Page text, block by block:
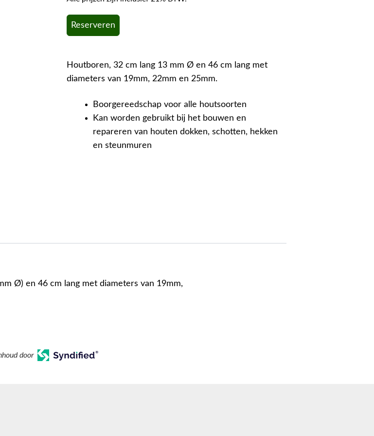
Reserveren
Houtboren, 32 cm lang 13 mm Ø en 46 cm lang met
diameters van 19mm, 22mm en 25mm.
Boorgereedschap voor alle houtsoorten
Kan worden gebruikt bij het bouwen en
repareren van houten dokken, schotten, hekken
en steunmuren
Ø) en 46 cm lang met diameters van 19mm,
door